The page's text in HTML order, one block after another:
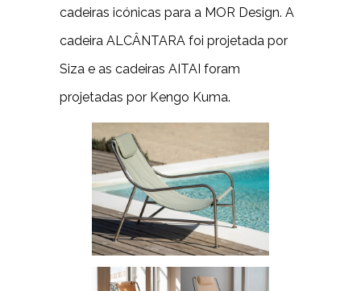
cadeiras icónicas para a MOR Design. A
cadeira ALCÂNTARA foi projetada por
Siza e as cadeiras AITAI foram
projetadas por Kengo Kuma.